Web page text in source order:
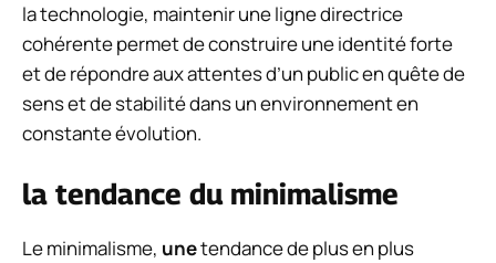
la technologie, maintenir une ligne directrice
cohérente permet de construire une identité forte
et de répondre aux attentes d’un public en quête de
sens et de stabilité dans un environnement en
constante évolution.
la tendance du minimalisme
Le minimalisme, unetendance de plus en plus